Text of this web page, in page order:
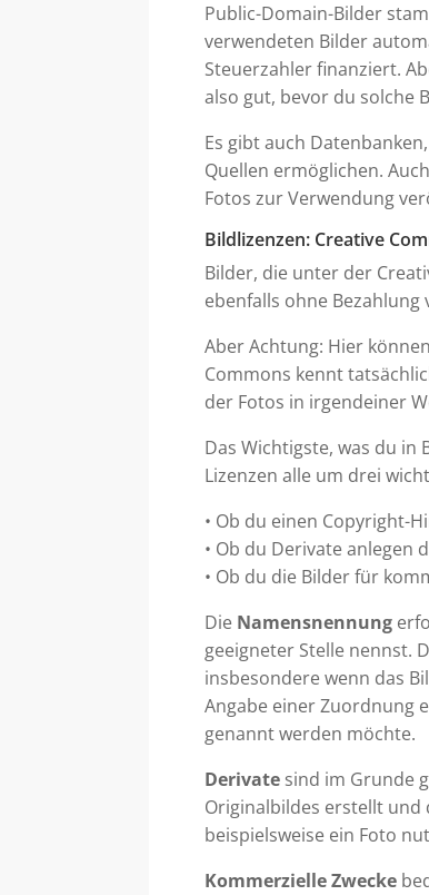
Public-Domain-Bilder
verwendeten Bilder
Steuerzahler finanziert.
also gut, bevor du solche
Es gibt auch
Quellen ermöglichen.
Fotos zur Verwendung
Bildlizenzen: Creative
Bilder, die unter der
ebenfalls ohne
Aber Achtung: Hier
Commons kennt
der Fotos in irgendeiner
Das Wichtigste, was du in
Lizenzen alle um drei
• Ob du einen Copyright-
• Ob du Derivate anlegen
• Ob du die Bilder für
Die Namensnennung
geeigneter Stelle nennst.
insbesondere wenn das
Angabe einer Zuordnung
genannt werden möchte.
Derivate sind im Grunde
Originalbildes erstellt und
beispielsweise ein Foto
Kommerzielle Zwecke